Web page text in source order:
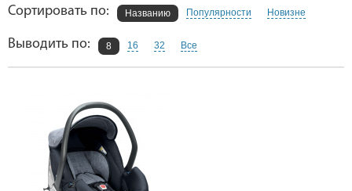
Сортировать по: Названию Популярности Новизне
Выводить по: 8 16 32 Все